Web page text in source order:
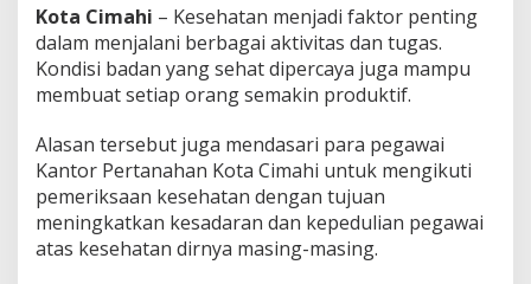
e
a
t
e
a
w
a
i
Kota Cimahi – Kesehatan menjadi faktor penting
dalam menjalani berbagai aktivitas dan tugas.
Kondisi badan yang sehat dipercaya juga mampu
membuat setiap orang semakin produktif.
Alasan tersebut juga mendasari para pegawai
Kantor Pertanahan Kota Cimahi untuk mengikuti
pemeriksaan kesehatan dengan tujuan
meningkatkan kesadaran dan kepedulian pegawai
atas kesehatan dirnya masing-masing.